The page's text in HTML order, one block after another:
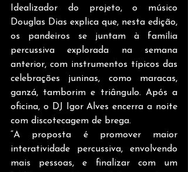
Idealizador do projeto, o músico
Douglas Dias explica que, nesta edição,
os pandeiros se juntam à família
percussiva explorada na semana
anterior, com instrumentos típicos das
celebrações juninas, como maracas,
ganzá, tamborim e triângulo. Após a
oficina, o DJ Igor Alves encerra a noite
com discotecagem de brega.
“A proposta é promover maior
interatividade percussiva, envolvendo
mais pessoas, e finalizar com um